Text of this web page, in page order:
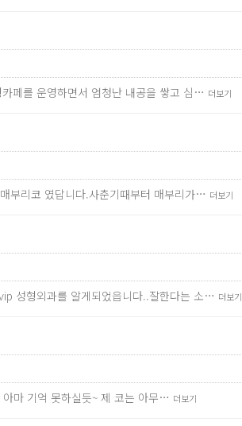
페를 운영하면서 엄청난 내공을 쌓고 심… 더보기
부리코 였답니다.사춘기때부터 매부리가… 더보기
성형외과를 알게되었읍니다..잘한다는 소… 더보기
마 기억 못하실듯~ 제 코는 아무… 더보기